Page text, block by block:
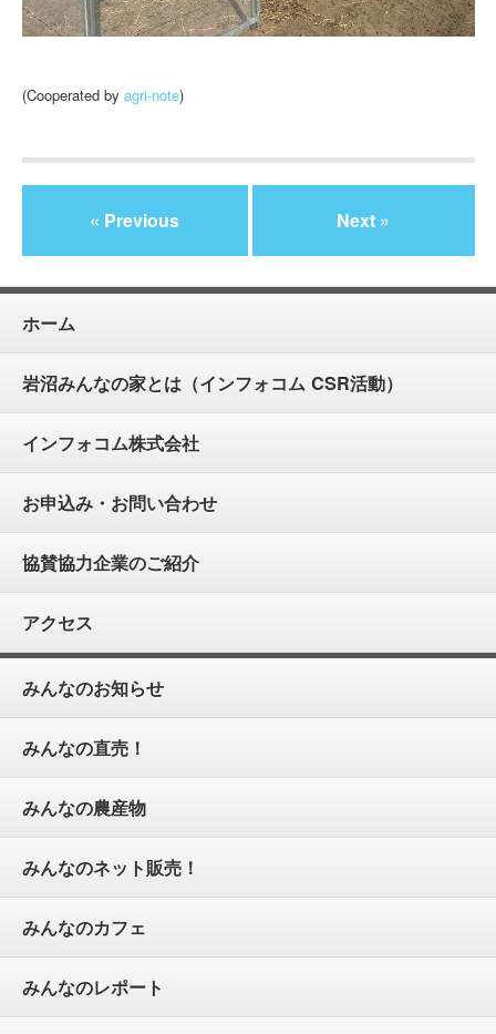
(Cooperated by agri-note)
« Previous Next »
ホーム
岩沼みんなの家とは（インフォコム CSR活動）
インフォコム株式会社
お申込み・お問い合わせ
協賛協力企業のご紹介
アクセス
みんなのお知らせ
みんなの直売！
みんなの農産物
みんなのネット販売！
みんなのカフェ
みんなのレポート